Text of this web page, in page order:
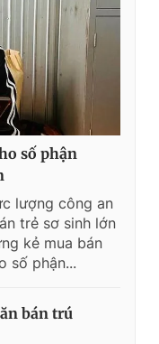
số phận
lượng công an
trẻ sơ sinh lớn
kẻ mua bán
số phận...
bán trú